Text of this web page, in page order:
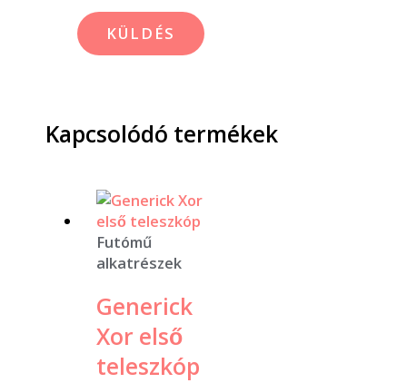
Kapcsolódó termékek
Futómű
alkatrészek
Generick
Xor első
teleszkóp